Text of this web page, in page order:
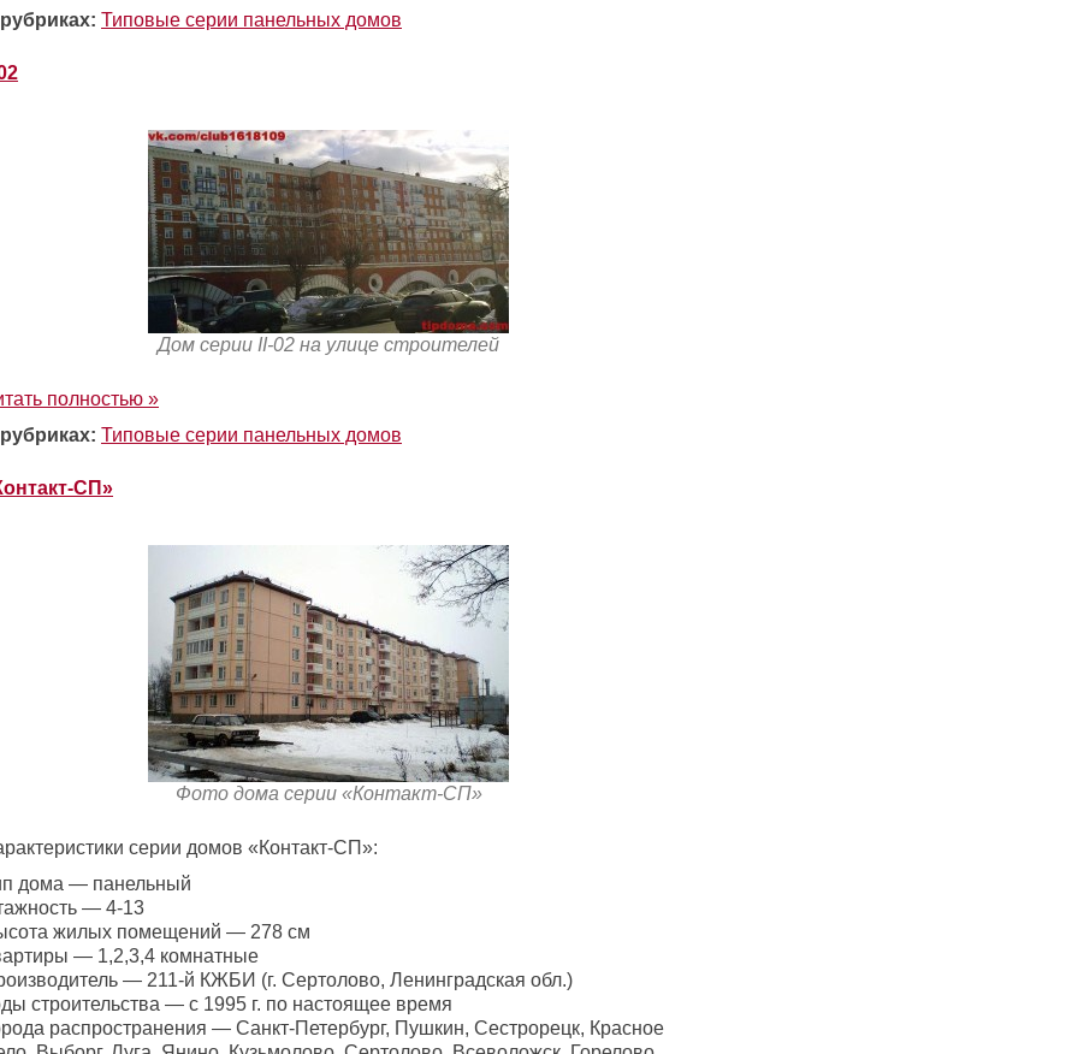
Типовые серии панельных домов
Дом серии II-02 на улице строителей
полностью »
Типовые серии панельных домов
СП»
Фото дома серии «Контакт-СП»
серии домов «Контакт-СП»:
дома — панельный
— 4-13
жилых помещений — 278 см
— 1,2,3,4 комнатные
— 211-й КЖБИ (г. Сертолово, Ленинградская обл.)
строительства — с 1995 г. по настоящее время
распространения — Санкт-Петербург, Пушкин, Сестрорецк, Красное